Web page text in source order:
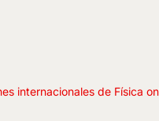
internacionales de Física